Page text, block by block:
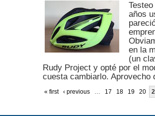
años
en la
(un
Rudy Project y opté por el
cuesta cambiarlo. Aprovecho
« first ‹ previous … 17 18 19 20